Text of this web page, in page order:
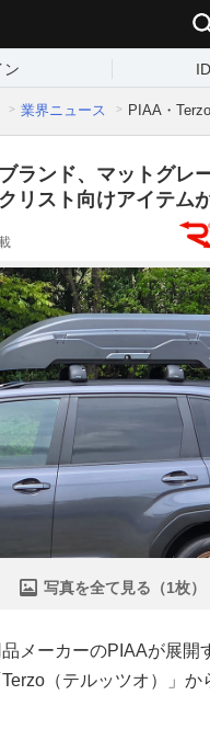
ン
業界ニュース PIAA・
ランド、マットグレ
リスト向けアイテム
写真を全て見る（1枚）
メーカーのPIAAが展開
（テルッツオ）」か